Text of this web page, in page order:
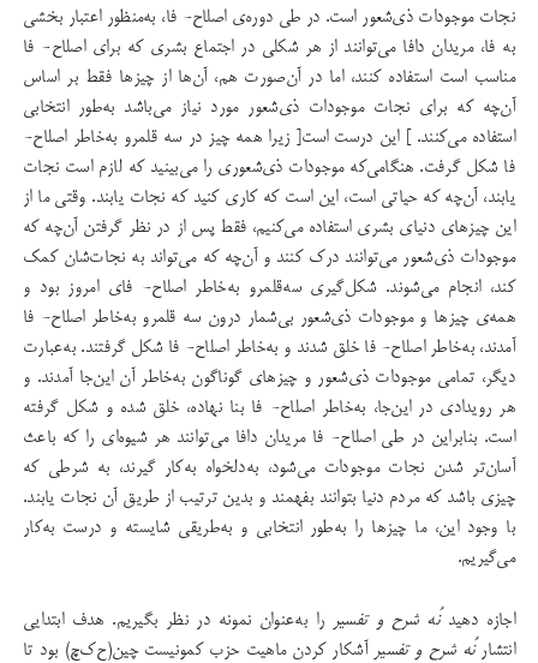
نجات موجودات ذی‌شعور است. در طی دوره‌ی اصلاح- فا، به‌منظور اعتبار بخشی
به فا، مریدان دافا می‌توانند از هر شکلی در اجتماع بشری که برای اصلاح- فا
مناسب است استفاده کنند، اما در آن‌صورت هم، آن‌ها از چیزها فقط بر اساس
آن‌چه که برای نجات موجودات ذی‌شعور مورد نیاز می‌باشد به‌طور انتخابی
استفاده می‌کنند. ] این درست است[ زیرا همه چیز در سه قلمرو به‌خاطر اصلاح-
فا شکل گرفت. هنگامی‌که موجودات ذی‌شعوری را می‌بینید که لازم است نجات
یابند، آن‌چه که حیاتی است، این است که کاری کنید که نجات یابند. وقتی ما از
این چیزهای دنیای بشری استفاده می‌کنیم، فقط پس از در نظر گرفتن آن‌چه که
موجودات ذی‌شعور می‌توانند درک کنند و آن‌چه که می‌تواند به نجات‌شان کمک
کند، انجام می‌شوند. شکل‌گیری سه‌قلمرو به‌خاطر اصلاح- فای امروز بود و
همه‌ی چیزها و موجودات ذی‌شعور بی‌شمار درون سه قلمرو به‌خاطر اصلاح- فا
آمدند، به‌خاطر اصلاح- فا خلق شدند و به‌خاطر اصلاح- فا شکل گرفتند. به‌عبارت
دیگر، تمامی موجودات ذی‌شعور و چیزهای گوناگون به‌خاطر آن این‌جا آمدند. و
هر رویدادی در این‌جا، به‌خاطر اصلاح- فا بنا نهاده، خلق شده و شکل گرفته
است. بنابراین در طی اصلاح- فا مریدان دافا می‌توانند هر شیوه‌ای را که باعث
آسان‌تر شدن نجات موجودات می‌شود، به‌دلخواه به‌کار گیرند، به شرطی که
چیزی باشد که مردم دنیا بتوانند بفهمند و بدین ترتیب از طریق آن نجات یابند.
با وجود این، ما چیزها را به‌طور انتخابی و به‌طریقی شایسته و درست به‌کار
می‌گیریم.
اجازه دهید نُه شرح و تفسیر را به‌عنوان نمونه در نظر بگیریم. هدف ابتدایی
انتشارنُه شرح و تفسیر آشکار کردن ماهیت حزب کمونیست چین(ح‌ک‌چ) بود تا